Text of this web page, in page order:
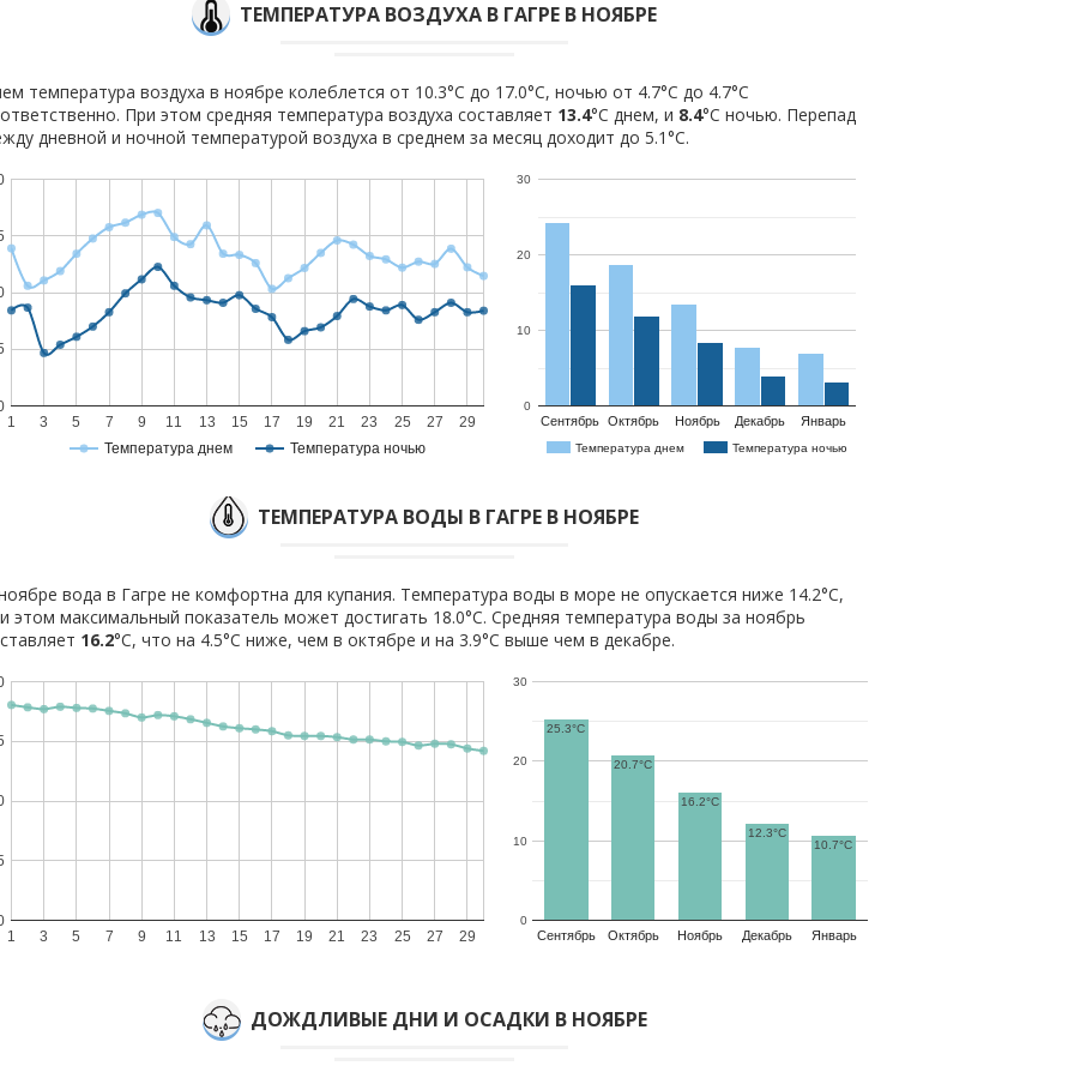
ТЕМПЕРАТУРА ВОЗДУХА В ГАГРЕ В НОЯБРЕ
температура воздуха в ноябре колеблется от 10.3°C до 17.0°C, ночью от 4.7°C до 4.7°C
При этом средняя температура воздуха составляет 13.4°C днем, и 8.4°C ночью. Перепад
дневной и ночной температурой воздуха в среднем за месяц доходит до 5.1°С.
Температура днем Температура ночью
1 3 5 7 9 11 13 15 17 19 21 23 25 27 29
Температура днем Температура ночью
Сентябрь Октябрь Ноябрь Декабрь Январь
0
10
20
30
ТЕМПЕРАТУРА ВОДЫ В ГАГРЕ В НОЯБРЕ
вода в Гагре не комфортна для купания. Температура воды в море не опускается ниже 14.2°C,
этом максимальный показатель может достигать 18.0°C. Средняя температура воды за ноябрь
16.2°C, что на 4.5°C ниже, чем в октябре и на 3.9°C выше чем в декабре.
1 3 5 7 9 11 13 15 17 19 21 23 25 27 29 Сентябрь Октябрь Ноябрь Декабрь Январь
0
10
20
30
25.3°C
20.7°C
16.2°C
12.3°C
10.7°C
ДОЖДЛИВЫЕ ДНИ И ОСАДКИ В НОЯБРЕ